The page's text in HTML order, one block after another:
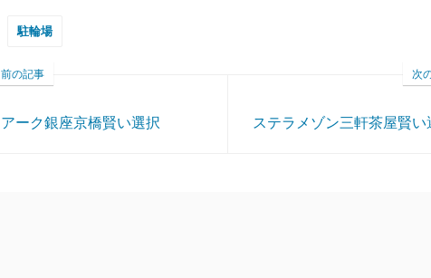
駐輪場
前の記事
アーク銀座京橋賢い選択
次
ステラメゾン三軒茶屋賢い